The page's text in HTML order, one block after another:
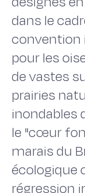
dans le
convention
pour les
de vastes
prairies
inondables
le "cœur
marais du
écologique
régression